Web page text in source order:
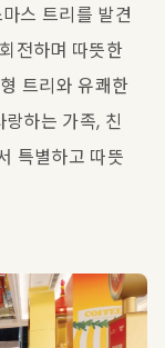
스 트리를 발견
전하며 따뜻한
트리와 유쾌한
하는 가족, 친
특별하고 따뜻